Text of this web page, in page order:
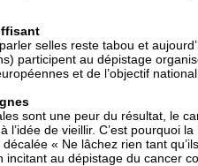
selles reste tabou et
participent au dépistage
et de l’objectif national
sont une peur du résultat, le
l’idée de vieillir. C’est pourquoi
« Ne lâchez rien tant
incitant au dépistage du cancer